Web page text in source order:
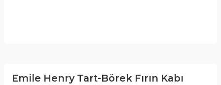
Emile Henry Tart-Börek Fırın Kabı